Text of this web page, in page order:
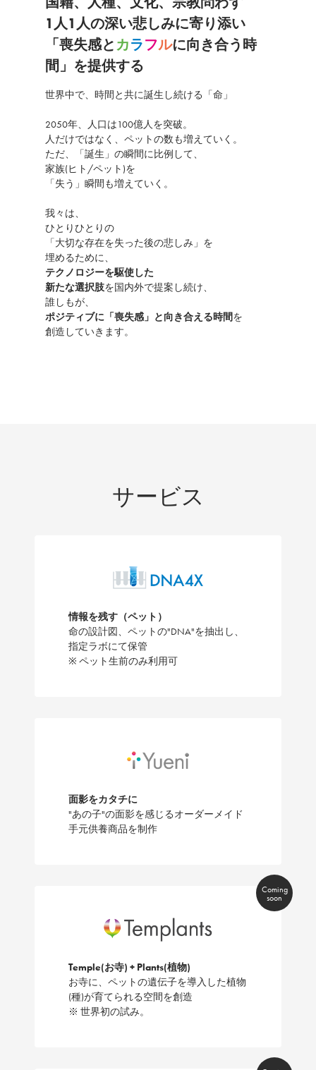
1人1人の深い悲しみに寄り添い
「喪失感とカラフルに向き合う時
間」を提供する
世界中で、時間と共に誕生し続ける「命」
2050年、人口は100億人を突破。
人だけではなく、ペットの数も増えていく。
ただ、「誕生」の瞬間に比例して、
家族(ヒト/ペット)を
「失う」瞬間も増えていく。
我々は、
ひとりひとりの
「大切な存在を失った後の悲しみ」を
埋めるために、
テクノロジーを駆使した
新たな選択肢を国内外で提案し続け、
誰しもが、
ポジティブに「喪失感」と向き合える時間を
創造していきます。
サービス
情報を残す（ペット）
命の設計図、ペットの"DNA"を抽出し、
指定ラボにて保管
※ ペット生前のみ利用可
面影をカタチに
"あの子"の面影を感じるオーダーメイド
手元供養商品を制作
Temple(お寺) + Plants(植物)
お寺に、ペットの遺伝子を導入した植物
(種)が育てられる空間を創造
※ 世界初の試み。